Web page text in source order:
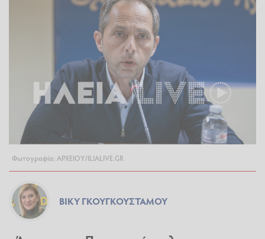
Φωτογραφία: ΑΡΧΕΙΟΥ/ILIALIVE.GR
ΒΊΚΥ ΓΚΟΥΓΚΟΥΣΤΆΜΟΥ